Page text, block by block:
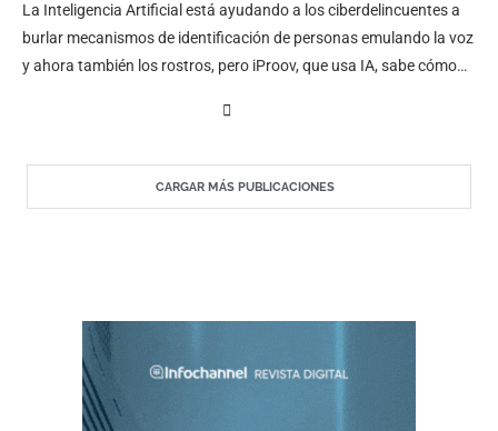
La Inteligencia Artificial está ayudando a los ciberdelincuentes a
burlar mecanismos de identificación de personas emulando la voz
y ahora también los rostros, pero iProov, que usa IA, sabe cómo
CARGAR MÁS PUBLICACIONES